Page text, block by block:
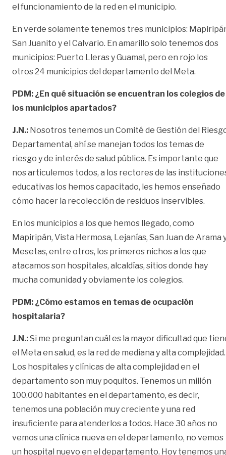
el funcionamiento de la red en el municipio.
En verde solamente tenemos tres municipios:
San Juanito y el Calvario. En amarillo solo tenemos dos
municipios: Puerto Lleras y Guamal, pero en rojo los
otros 24 municipios del departamento del Meta.
PDM: ¿En qué situación se encuentran los colegios de
los municipios apartados?
J.N.: Nosotros tenemos un Comité de Gestión del
Departamental, ahí se manejan todos los temas de
riesgo y de interés de salud pública. Es importante que
nos articulemos todos, a los rectores de las
educativas los hemos capacitado, les hemos enseñado
cómo hacer la recolección de residuos inservibles.
En los municipios a los que hemos llegado, como
Mapiripán, Vista Hermosa, Lejanías, San Juan de Arama
Mesetas, entre otros, los primeros nichos a los que
atacamos son hospitales, alcaldías, sitios donde hay
mucha comunidad y obviamente los colegios.
PDM: ¿Cómo estamos en temas de ocupación
hospitalaria?
J.N.:Si me preguntan cuál es la mayor dificultad que
el Meta en salud, es la red de mediana y alta complejidad.
Los hospitales y clínicas de alta complejidad en el
departamento son muy poquitos. Tenemos un millón
100.000 habitantes en el departamento, es decir,
tenemos una población muy creciente y una red
insuficiente para atenderlos a todos. Hace 30 años no
vemos una clínica nueva en el departamento, no vemos
un hospital nuevo en el departamento. Hoy tenemos